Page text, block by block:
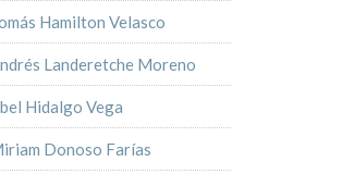
Hamilton Velasco
Landeretche Moreno
Hidalgo Vega
Donoso Farías